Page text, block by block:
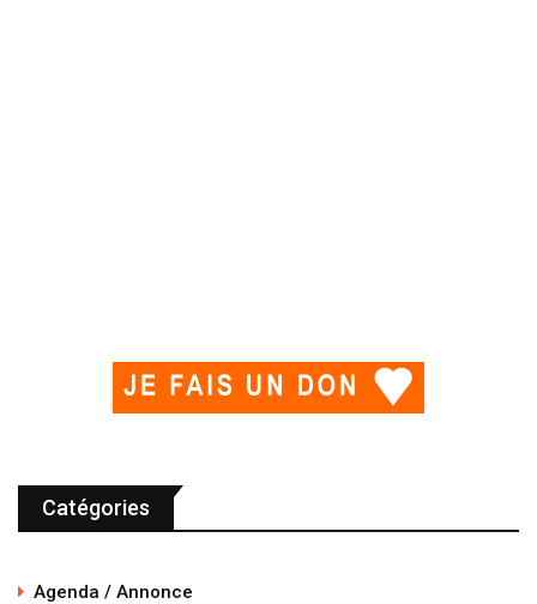
Catégories
Agenda / Annonce